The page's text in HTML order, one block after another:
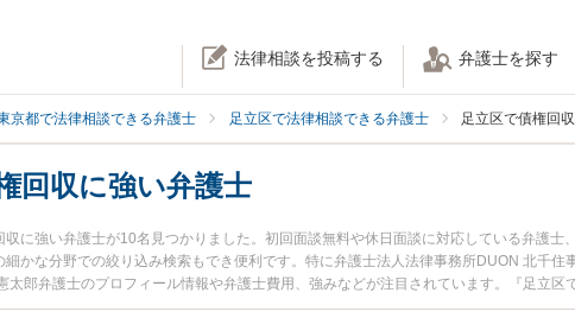
法律相談を投稿する 弁護士を探す
京都で法律相談できる弁護士 足立区で法律相談できる弁護士 足立区で債権回
回収に強い弁護士
収に強い弁護士が10名見つかりました。初回面談無料や休日面談に対応している弁護
かな分野での絞り込み検索もでき便利です。特に弁護士法人法律事務所DUON 北千
太郎弁護士のプロフィール情報や弁護士費用、強みなどが注目されています。『足立
のトラブル解決の実績豊富な近くの弁護士を検索したい』『初回相談無料で債権回収を